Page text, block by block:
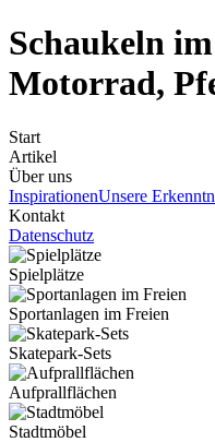
Schaukeln
Motorrad,
Start
Artikel
Über uns
InspirationenUnsere
Kontakt
Datenschutz
Spielplätze
Sportanlagen im Freien
Skatepark-Sets
Aufprallflächen
Stadtmöbel